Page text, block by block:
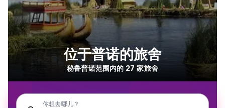
位于普诺的旅舍
秘鲁普诺范围内的 27 家旅舍
你想去哪儿？